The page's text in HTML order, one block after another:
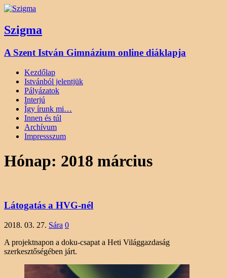
Szigma
A Szent István Gimnázium online diáklapja
Kezdőlap
Istvánból jelentjük
Pályázatok
Interjú
Így írunk mi…
Innen és túl
Archívum
Impressszum
Hónap: 2018 március
Látogatás a HVG-nél
2018. 03. 27. Sára 0
A projektnapon a doku-csapat a Heti Világgazdaság
szerkesztőségében járt.